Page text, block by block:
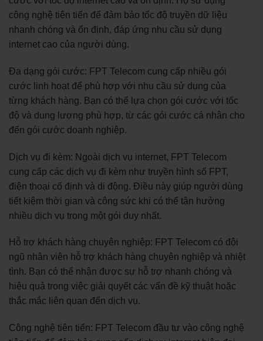
công nghệ tiên tiến để đảm bảo tốc độ truyền dữ liệu
nhanh chóng và ổn định, đáp ứng nhu cầu sử dụng
internet cao của người dùng.
Đa dạng gói cước: FPT Telecom cung cấp nhiều gói
cước linh hoạt để phù hợp với nhu cầu sử dụng của
từng khách hàng. Bạn có thể lựa chọn gói cước với tốc
độ và dung lượng phù hợp, từ các gói cước cá nhân cho
đến gói cước doanh nghiệp.
Dịch vụ đi kèm: Ngoài dịch vụ internet, FPT Telecom
cung cấp các dịch vụ đi kèm như truyền hình số FPT,
điện thoại cố định và di động. Điều này giúp người dùng
tiết kiệm thời gian và công sức khi có thể tận hưởng
nhiều dịch vụ trong một gói duy nhất.
Hỗ trợ khách hàng chuyên nghiệp: FPT Telecom có đội
ngũ nhân viên hỗ trợ khách hàng chuyên nghiệp và nhiệt
tình. Bạn có thể nhận được sự hỗ trợ nhanh chóng và
hiệu quả trong việc giải quyết các vấn đề kỹ thuật hoặc
thắc mắc liên quan đến dịch vụ.
Công nghệ tiên tiến: FPT Telecom đầu tư vào công nghệ